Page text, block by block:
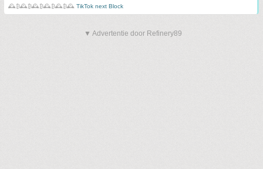
🕰️₿🕰️₿🕰️₿🕰️₿🕰️₿🕰️ TikTok next Block
▼ Advertentie door Refinery89